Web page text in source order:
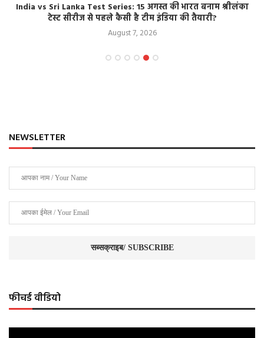
India vs Sri Lanka Test Series: 15 अगस्त की भारत बनाम श्रीलंका
टेस्ट सीरीज से पहले कैसी है टीम इंडिया की तैयारी?
August 7, 2026
NEWSLETTER
फीचर्ड वीडियो